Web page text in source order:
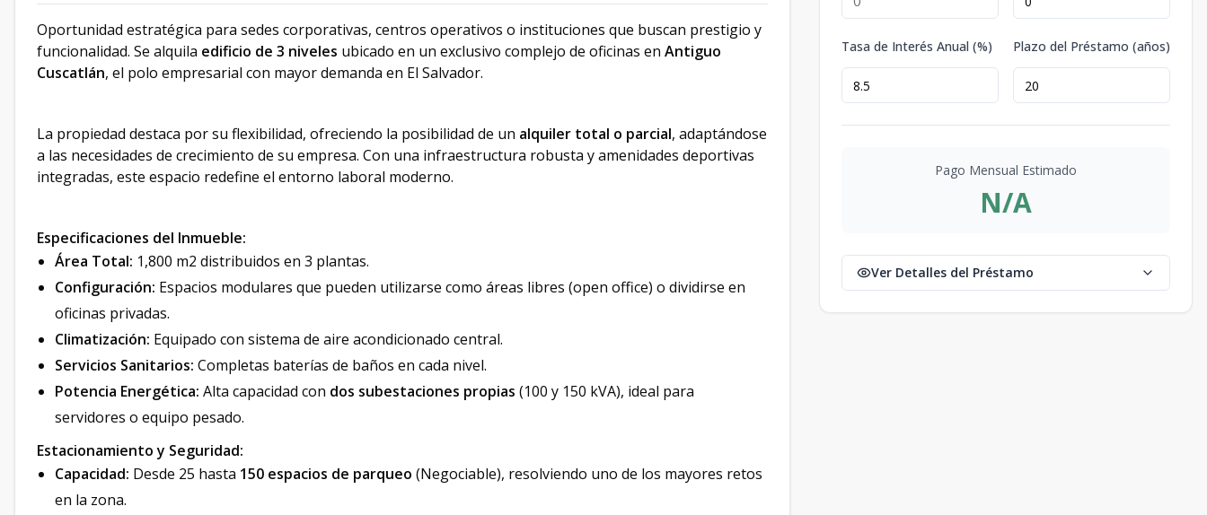
Oportunidad estratégica para sedes corporativas, centros operativos o instituciones que buscan prestigio y
funcionalidad. Se alquila edificio de 3 niveles ubicado en un exclusivo complejo de oficinas en Antiguo
Cuscatlán, el polo empresarial con mayor demanda en El Salvador.
La propiedad destaca por su flexibilidad, ofreciendo la posibilidad de un alquiler total o parcial, adaptándose
a las necesidades de crecimiento de su empresa. Con una infraestructura robusta y amenidades deportivas
integradas, este espacio redefine el entorno laboral moderno.
Especificaciones del Inmueble:
Área Total: 1,800 m2 distribuidos en 3 plantas.
Configuración: Espacios modulares que pueden utilizarse como áreas libres (open office) o dividirse en
oficinas privadas.
Climatización: Equipado con sistema de aire acondicionado central.
Servicios Sanitarios: Completas baterías de baños en cada nivel.
Potencia Energética: Alta capacidad con dos subestaciones propias (100 y 150 kVA), ideal para
servidores o equipo pesado.
Estacionamiento y Seguridad:
Capacidad: Desde 25 hasta 150 espacios de parqueo (Negociable), resolviendo uno de los mayores retos
en la zona.
Tasa de Interés Anual (%) Plazo del Préstamo (años)
Pago Mensual Estimado
N/A
Ver Detalles del Préstamo